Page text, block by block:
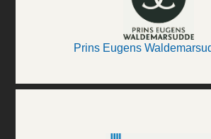
Prins Eugens